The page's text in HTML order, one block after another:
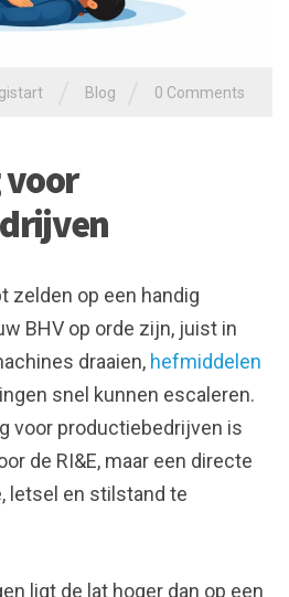
Blog 0 Comments
voor
zelden op een handig
BHV op orde zijn, juist in
draaien, hefmiddelen
snel kunnen escaleren.
voor productiebedrijven is
de RI&E, maar een directe
letsel en stilstand te
ligt de lat hoger dan op een